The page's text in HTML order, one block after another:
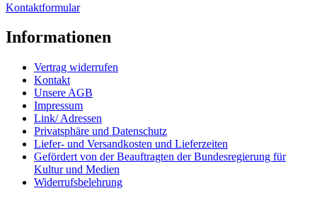
Kontaktformular
Informationen
Vertrag widerrufen
Kontakt
Unsere AGB
Impressum
Link/ Adressen
Privatsphäre und Datenschutz
Liefer- und Versandkosten und Lieferzeiten
Gefördert von der Beauftragten der Bundesregierung für
Kultur und Medien
Widerrufsbelehrung